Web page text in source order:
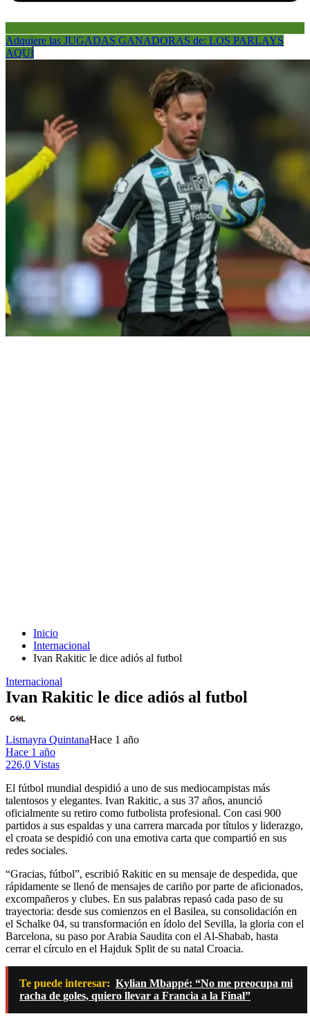
Adquiere las JUGADAS GANADORAS de: LOS PARLAYS
AQUÍ
Inicio
Internacional
Ivan Rakitic le dice adiós al futbol
Internacional
Ivan Rakitic le dice adiós al futbol
Lismayra QuintanaHace 1 año
Hace 1 año
226,0 Vistas
El fútbol mundial despidió a uno de sus mediocampistas más
talentosos y elegantes. Ivan Rakitic, a sus 37 años, anunció
oficialmente su retiro como futbolista profesional. Con casi 900
partidos a sus espaldas y una carrera marcada por títulos y liderazgo,
el croata se despidió con una emotiva carta que compartió en sus
redes sociales.
“Gracias, fútbol”, escribió Rakitic en su mensaje de despedida, que
rápidamente se llenó de mensajes de cariño por parte de aficionados,
excompañeros y clubes. En sus palabras repasó cada paso de su
trayectoria: desde sus comienzos en el Basilea, su consolidación en
el Schalke 04, su transformación en ídolo del Sevilla, la gloria con el
Barcelona, su paso por Arabia Saudita con el Al-Shabab, hasta
cerrar el círculo en el Hajduk Split de su natal Croacia.
Te puede interesar: Kylian Mbappé: “No me preocupa mi
racha de goles, quiero llevar a Francia a la Final”